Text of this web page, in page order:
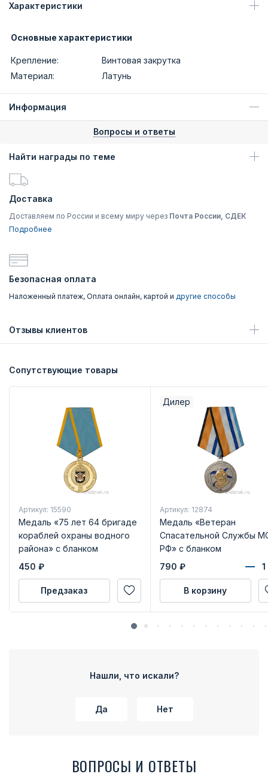
Характеристики
Основные характеристики
Крепление:
Винтовая закрутка
Материал:
Латунь
Информация
Вопросы и ответы
Найти награды по теме
Доставка
Доставляем по России и всему миру через Почта России, СДЕК
Подробнее
Безопасная оплата
Наложенный платеж, Оплата онлайн, картой и другие способы
Отзывы клиентов
Сопутствующие товары
Артикул: 15590
Медаль «75 лет 64 бригаде
кораблей охраны водного
района» с бланком
удостоверения
450 ₽
Предзаказ
Дилер
Артикул: 12874
Медаль «Ветеран
Спасательной Службы
РФ» с бланком
удостоверения
790 ₽
В корзину
Нашли, что искали?
Да Нет
ВОПРОСЫ И ОТВЕТЫ